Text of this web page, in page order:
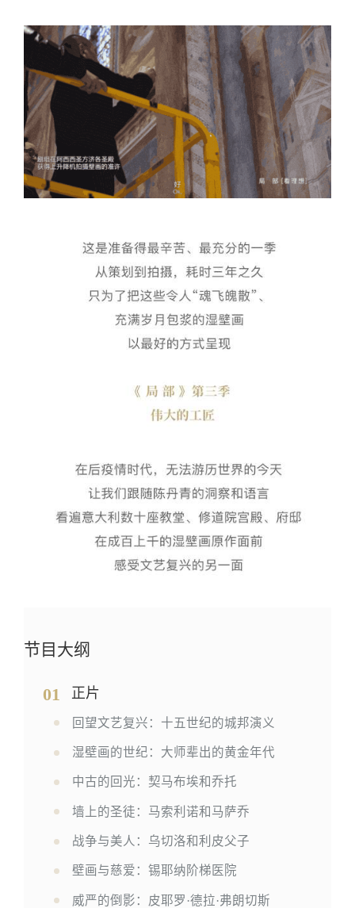
节目大纲
01 正片
回望文艺复兴：十五世纪的城邦演义
湿壁画的世纪：大师辈出的黄金年代
中古的回光：契马布埃和乔托
墙上的圣徒：马索利诺和马萨乔
战争与美人：乌切洛和利皮父子
壁画与慈爱：锡耶纳阶梯医院
威严的倒影：皮耶罗·德拉·弗朗切斯